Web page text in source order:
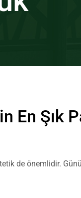
En Şık
de önemlidir.